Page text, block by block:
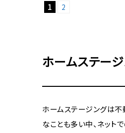
1 2
ホームステー
ホームステージングは不
なことも多い中、ネッ